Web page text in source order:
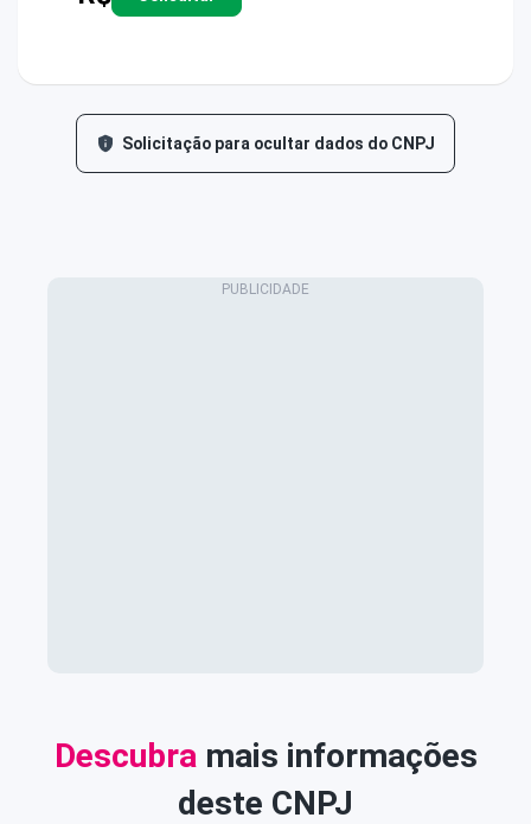
Solicitação para ocultar dados do CNPJ
Descubra mais informações
deste CNPJ